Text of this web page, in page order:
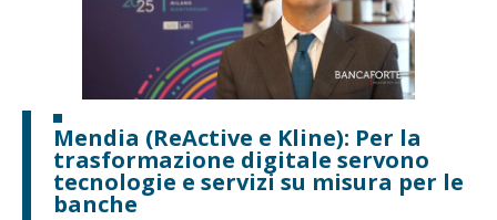
Mendia (ReActive e Kline): Per la
trasformazione digitale servono
tecnologie e servizi su misura per le
banche